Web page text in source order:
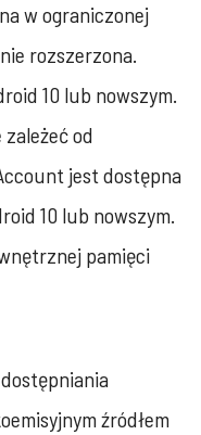
w ograniczonej
rozszerzona.
10 lub nowszym.
zależeć od
jest dostępna
10 lub nowszym.
pamięci
źródłem